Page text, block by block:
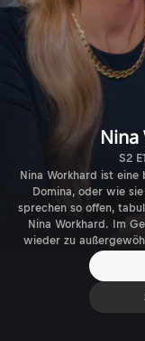
S2
Nina Workhard ist
Domina, oder wie
sprechen so offen,
Nina Workhard. Im
wieder zu
eigene Welt geben.
Feministin, die auch